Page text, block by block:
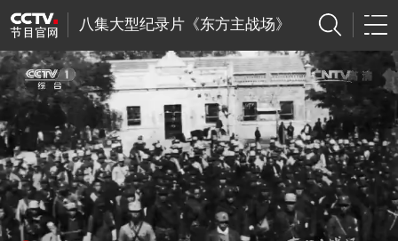
八集大型纪录片《东方主战场》